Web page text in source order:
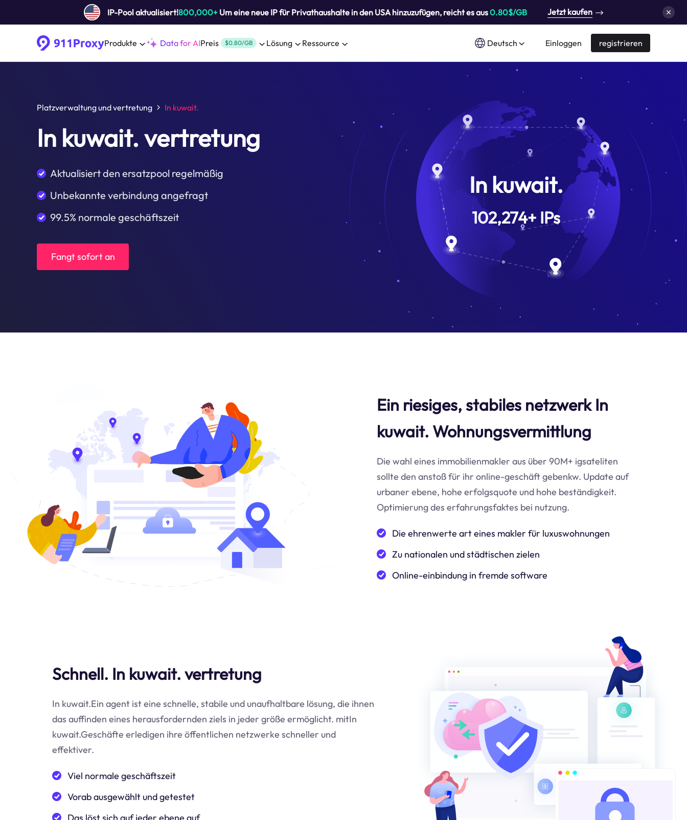
IP-Pool aktualisiert!800,000+Um eine neue IP für Privathaushalte in den USA hinzuzufügen, reicht es aus0.80$/GB Jetzt kaufen
Produkte Data for AIPreis $0.80/GB Lösung Ressource Deutsch Einloggen registrieren
Platzverwaltung und vertretung In kuwait.
In kuwait. vertretung
Aktualisiert den ersatzpool regelmäßig
Unbekannte verbindung angefragt
99.5% normale geschäftszeit
Fangt sofort an
In kuwait.
102,274+ IPs
Ein riesiges, stabiles netzwerk In
kuwait. Wohnungsvermittlung
Die wahl eines immobilienmakler aus über 90M+ igsateliten
sollte den anstoß für ihr online-geschäft gebenkw. Update auf
urbaner ebene, hohe erfolgsquote und hohe beständigkeit.
Optimierung des erfahrungsfaktes bei nutzung.
Die ehrenwerte art eines makler für luxuswohnungen
Zu nationalen und städtischen zielen
Online-einbindung in fremde software
Schnell. In kuwait. vertretung
In kuwait.Ein agent ist eine schnelle, stabile und unaufhaltbare lösung, die ihnen
das auffinden eines herausfordernden ziels in jeder größe ermöglicht. mitIn
kuwait.Geschäfte erledigen ihre öffentlichen netzwerke schneller und
effektiver.
Viel normale geschäftszeit
Vorab ausgewählt und getestet
Das löst sich auf jeder ebene auf